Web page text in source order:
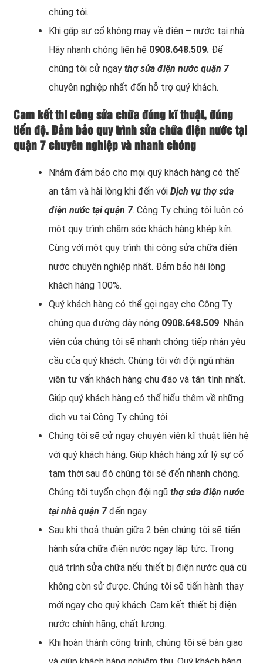
chúng tôi.
Khi gặp sự cố không may về điện – nước tại nhà.
Hãy nhanh chóng liên hệ 0908.648.509. Để
chúng tôi cử ngay thợ sửa điện nước quận 7
chuyên nghiệp nhất đến hỗ trợ quý khách.
Cam kết thi công sửa chữa đúng kĩ thuật, đúng
tiến độ. Đảm bảo quy trình sửa chữa điện nước tại
quận 7 chuyên nghiệp và nhanh chóng
Nhằm đảm bảo cho mọi quý khách hàng có thể
an tâm và hài lòng khi đến với Dịch vụ thợ sửa
điện nước tại quận 7. Công Ty chúng tôi luôn có
một quy trình chăm sóc khách hàng khép kín.
Cùng với một quy trình thi công sửa chữa điện
nước chuyên nghiệp nhất. Đảm bảo hài lòng
khách hàng 100%.
Quý khách hàng có thể gọi ngay cho Công Ty
chúng qua đường dây nóng 0908.648.509. Nhân
viên của chúng tôi sẽ nhanh chóng tiếp nhận yêu
cầu của quý khách. Chúng tôi với đội ngũ nhân
viên tư vấn khách hàng chu đáo và tân tình nhất.
Giúp quý khách hàng có thể hiểu thêm về những
dịch vụ tại Công Ty chúng tôi.
Chúng tôi sẽ cử ngay chuyên viên kĩ thuật liên hệ
với quý khách hàng. Giúp khách hàng xử lý sự cố
tạm thời sau đó chúng tôi sẽ đến nhanh chóng.
Chúng tôi tuyển chọn đội ngũ thợ sửa điện nước
tại nhà quận 7 đến ngay.
Sau khi thoả thuận giữa 2 bên chúng tôi sẽ tiến
hành sửa chữa điện nước ngay lập tức. Trong
quá trình sửa chữa nếu thiết bị điện nước quá cũ
không còn sử được. Chúng tôi sẽ tiến hành thay
mới ngay cho quý khách. Cam kết thiết bị điện
nước chính hãng, chất lượng.
Khi hoàn thành công trình, chúng tôi sẽ bàn giao